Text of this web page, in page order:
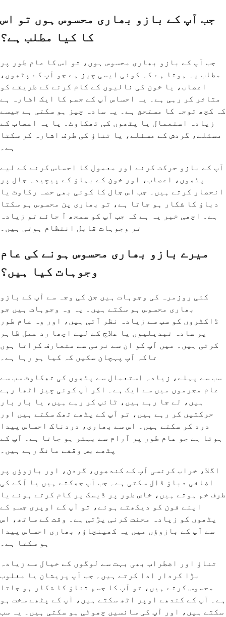
جب آپ کے بازو بھاری محسوس ہوں تو اس
کا کیا مطلب ہے؟
جب آپ کے بازو بھاری محسوس ہوں، تو اس کا عام طور پر
مطلب یہ ہوتا ہے کہ کوئی ایسی چیز ہے جو آپ کے پٹھوں،
اعصاب، یا خون کی نالیوں کے کام کرنے کے طریقے کو
متاثر کر رہی ہے۔ یہ احساس آپ کے جسم کا ایک اشارہ ہے
کہ کچھ توجہ کا مستحق ہے۔ یہ سادہ چیز ہو سکتی ہے جیسے
زیادہ استعمال یا پٹھوں کی تھکاوٹ۔ یا یہ اعصاب کے
مسئلے، گردش کے مسئلے، یا تناؤ کی طرف اشارہ کر سکتا
ہے۔
آپ کے بازو حرکت کرنے اور معمول کا احساس کرنے کے لیے
پٹھوں، اعصاب، اور خون کے بہاؤ کے پیچیدہ جال پر
انحصار کرتے ہیں۔ جب اس جال کا کوئی بھی حصہ رکاوٹ یا
دباؤ کا شکار ہو جاتا ہے، تو بھاری پن محسوس ہو سکتا
ہے۔ اچھی خبر یہ ہے کہ جب آپ کو سمجھ آ جائے تو زیادہ
تر وجوہات قابل انتظام ہوتی ہیں۔
میرے بازو بھاری محسوس ہونے کی عام
وجوہات کیا ہیں؟
کئی روزمرہ کی وجوہات ہیں جن کی وجہ سے آپ کے بازو
بھاری محسوس ہو سکتے ہیں۔ یہ وہ وجوہات ہیں جو
ڈاکٹروں کو سب سے زیادہ نظر آتی ہیں، اور وہ عام طور
پر سادہ تبدیلیوں یا علاج کے لیے اچھا رد عمل ظاہر
کرتی ہیں۔ میں آپ کو ان سے نرمی سے متعارف کراتا ہوں
تاکہ آپ پہچان سکیں کہ کیا ہو رہا ہے۔
سب سے پہلے، زیادہ استعمال سے پٹھوں کی تھکاوٹ سب سے
عام مجرموں میں سے ایک ہے۔ اگر آپ کوئی چیز اٹھا رہے
ہیں، لے جا رہے ہیں، ٹائپ کر رہے ہیں، یا بار بار
حرکتیں کر رہے ہیں، تو آپ کے پٹھے تھک سکتے ہیں اور
درد کر سکتے ہیں۔ اس سے بھاری، دردناک احساس پیدا
ہوتا ہے جو عام طور پر آرام سے بہتر ہو جاتا ہے۔ آپ کے
پٹھے بس وقفے مانگ رہے ہیں۔
اگلا، خراب کرنسی آپ کے کندھوں، گردن، اور بازوؤں پر
اضافی دباؤ ڈال سکتی ہے۔ جب آپ جھکتے ہیں یا آگے کی
طرف خم ہوتے ہیں، خاص طور پر ڈیسک پر کام کرتے ہوئے یا
اپنے فون کو دیکھتے ہوئے، تو آپ کے اوپری جسم کے
پٹھوں کو زیادہ محنت کرنی پڑتی ہے۔ وقت کے ساتھ، اس
سے آپ کے بازوؤں میں یہ کھینچاؤ، بھاری احساس پیدا
ہو سکتا ہے۔
تناؤ اور اضطراب بھی بہت سے لوگوں کے خیال سے زیادہ
بڑا کردار ادا کرتے ہیں۔ جب آپ پریشان یا مغلوب
محسوس کرتے ہیں، تو آپ کا جسم تناؤ کا شکار ہو جاتا
ہے۔ آپ کے کندھے اوپر اٹھ سکتے ہیں، آپ کے پٹھے سخت ہو
سکتے ہیں، اور آپ کی سانسیں چھوٹی ہو سکتی ہیں۔ یہ سب